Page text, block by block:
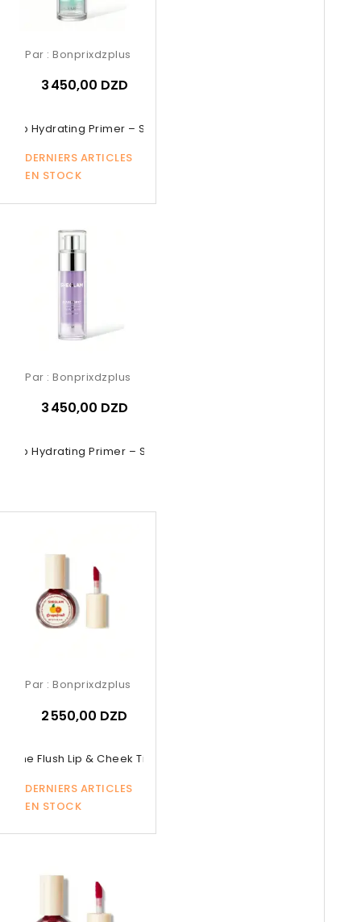
Hydrating Primer – SHEGLAM...
DERNIERS ARTICLES
EN STOCK
Par : Bonprixdzplus
3 450,00 DZD
Hydrating Primer – SHEGLAM...
Par : Bonprixdzplus
3 450,00 DZD
The Flush Lip & Cheek Tint –...
DERNIERS ARTICLES
EN STOCK
Par : Bonprixdzplus
2 550,00 DZD